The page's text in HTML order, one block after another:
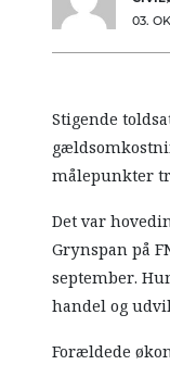
03.
Stigende
målepunkter
Det var
Grynspan på
september.
handel og
Forældede